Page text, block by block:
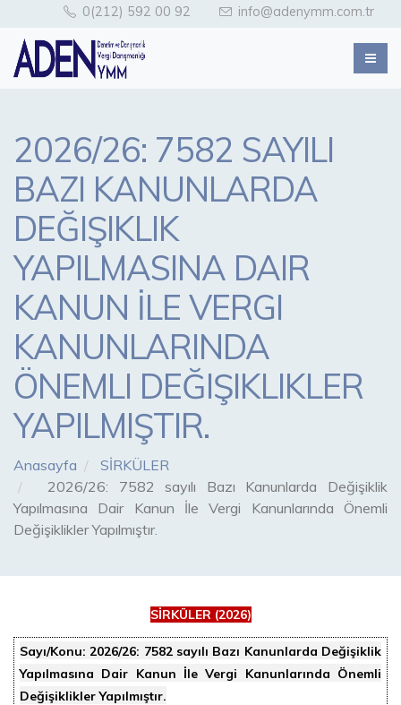
0(212) 592 00 92 info@adenymm.com.tr
2026/26: 7582 SAYILI
BAZI KANUNLARDA
DEĞIŞIKLIK
YAPILMASINA DAIR
KANUN İLE VERGI
KANUNLARINDA
ÖNEMLI DEĞIŞIKLIKLER
YAPILMIŞTIR.
Anasayfa
SİRKÜLER
2026/26: 7582 sayılı Bazı Kanunlarda Değişiklik
Yapılmasına Dair Kanun İle Vergi Kanunlarında Önemli
Değişiklikler Yapılmıştır.
SİRKÜLER (2026)
Sayı/Konu: 2026/26: 7582 sayılı Bazı Kanunlarda Değişiklik
Yapılmasına Dair Kanun İle Vergi Kanunlarında Önemli
Değişiklikler Yapılmıştır.